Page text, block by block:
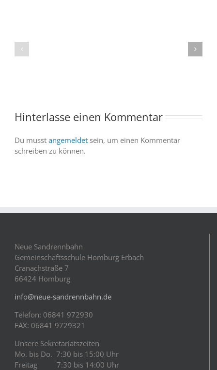
dabei
begeistert
Publikum
Hinterlasse einen Kommentar
Du musst angemeldet sein, um einen Kommentar
schreiben zu können.
Neue Sandrennbahn
Gemeinschaftsschule Homburg Erbach
Cranachstraße 7
66424 Homburg
info@neue-sandrennbahn.de
Telefon: 06841 972930
FAX: 06841 9729321
Unsere Sekretariatszeiten
Mo. bis Do. 7:30 bis 15:00 Uhr
Freitag 7:30 bis 14:00 Uhr